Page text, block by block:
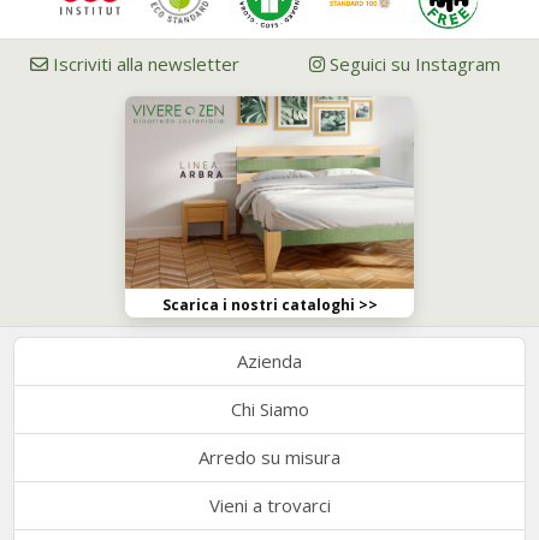
Iscriviti alla newsletter Seguici su Instagram
Scarica i nostri cataloghi >>
Azienda
Chi Siamo
Arredo su misura
Vieni a trovarci